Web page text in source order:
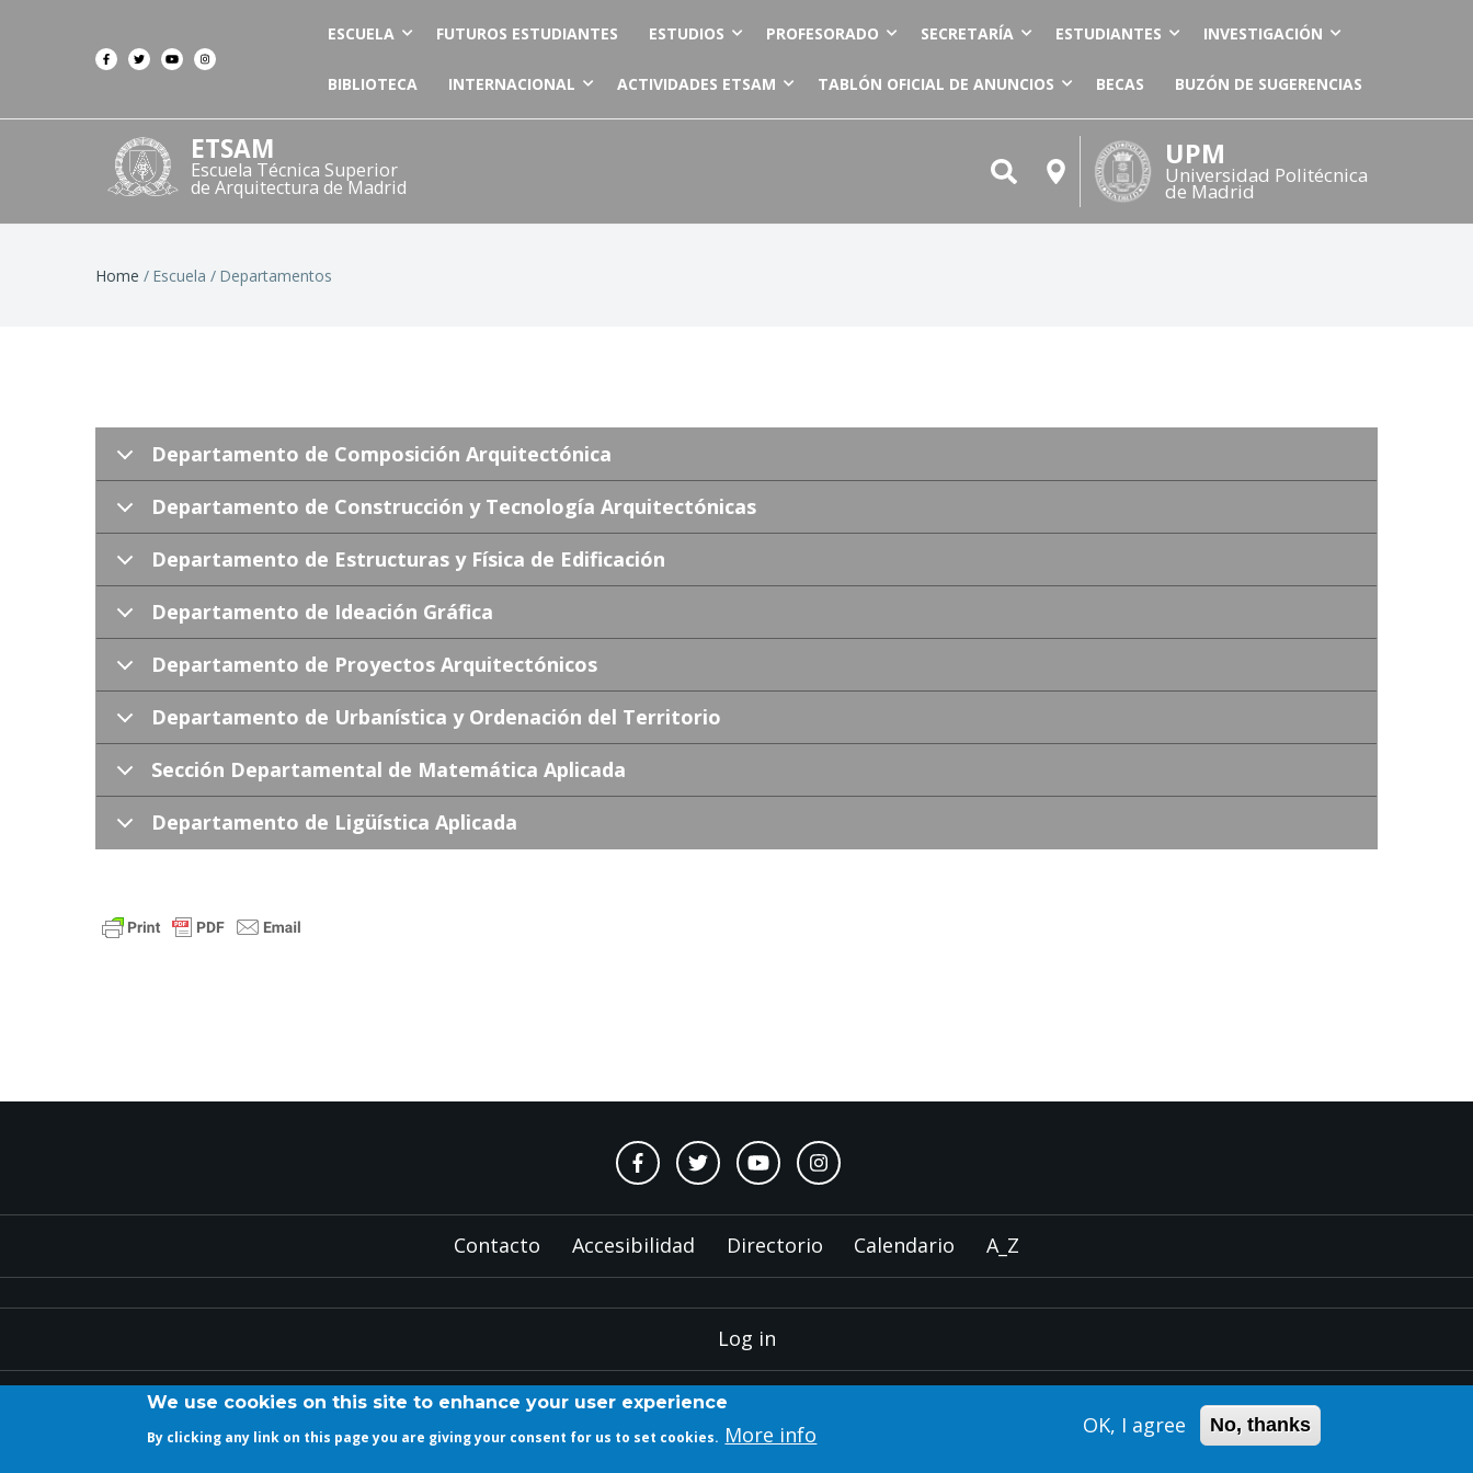
ESCUELA FUTUROS ESTUDIANTES ESTUDIOS PROFESORADO SECRETARÍA ESTUDIANTES INVESTIGACIÓN
BIBLIOTECA INTERNACIONAL ACTIVIDADES ETSAM TABLÓN OFICIAL DE ANUNCIOS BECAS BUZÓN DE SUGERENCIAS
ETSAM
Escuela Técnica Superior
de Arquitectura de Madrid
UPM
Universidad Politécnica
de Madrid
Breadcrumb
Home Escuela Departamentos
Departamento de Composición Arquitectónica
Departamento de Construcción y Tecnología Arquitectónicas
Departamento de Estructuras y Física de Edificación
Departamento de Ideación Gráfica
Departamento de Proyectos Arquitectónicos
Departamento de Urbanística y Ordenación del Territorio
Sección Departamental de Matemática Aplicada
Departamento de Ligüística Aplicada
Contacto Accesibilidad Directorio Calendario A_Z
Log in
Copyright © 2023 ETSAM
We use cookies on this site to enhance your user experience
By clicking any link on this page you are giving your consent for us to set cookies. More info OK, I agree No, thanks